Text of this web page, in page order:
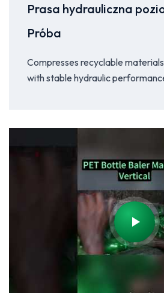
Prasa hydrauliczna
Próba
Compresses recyclable
with stable hydraulic